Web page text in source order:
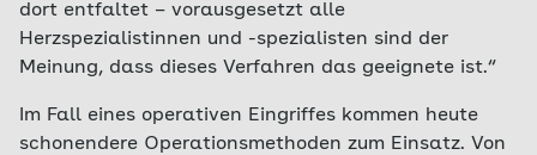
dort entfaltet – vorausgesetzt alle
Herzspezialistinnen und -spezialisten sind der
Meinung, dass dieses Verfahren das geeignete ist.“
Im Fall eines operativen Eingriffes kommen heute
schonendere Operationsmethoden zum Einsatz. Von